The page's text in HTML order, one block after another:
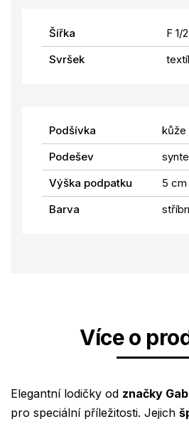
Šířka
F 1/
Svršek
Podšívka
kůže
Podešev
Výška podpatku
5 cm
Barva
Více o
Elegantní lodičky od značky
pro speciální příležitosti. Jejich